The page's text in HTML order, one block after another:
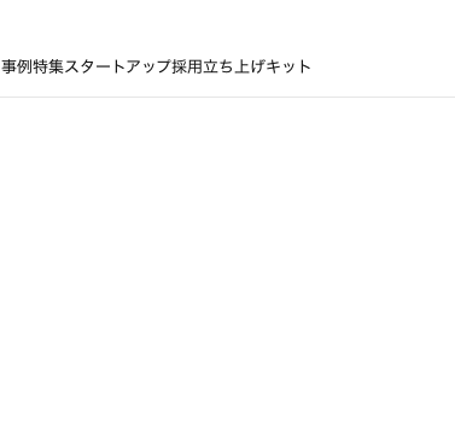
事例特集スタートアップ採用立ち上げキット